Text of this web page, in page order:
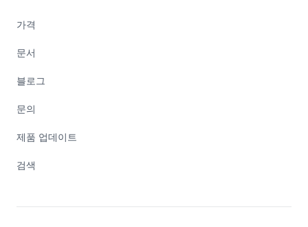
가격
문서
블로그
문의
제품 업데이트
검색